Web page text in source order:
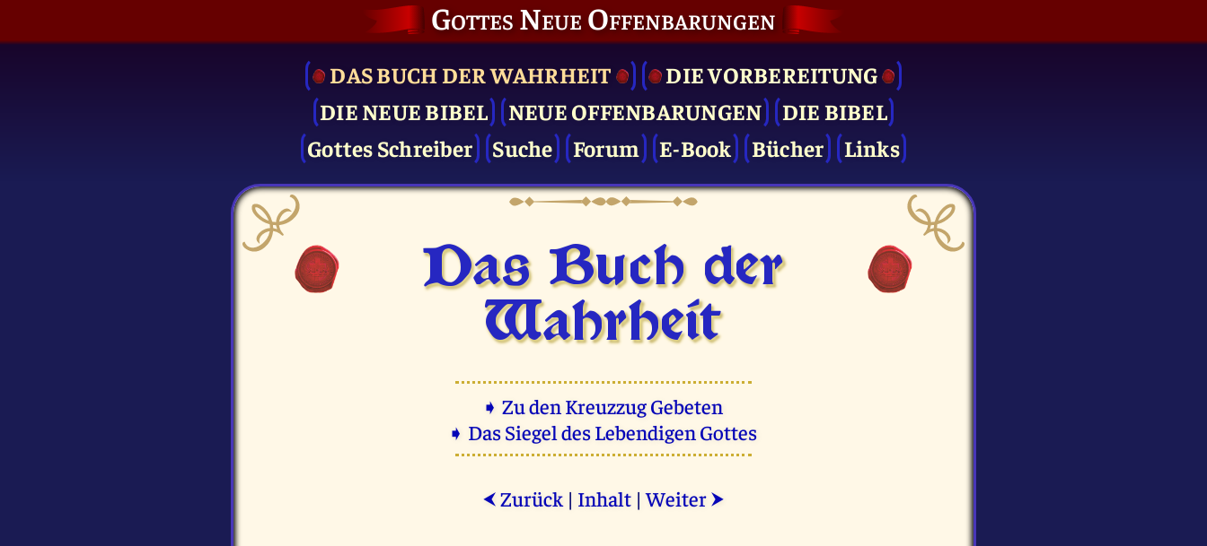
Gottes Neue Offenbarungen
DAS BUCH DER WAHRHEIT
DIE VOR­BEREITUNG
DIE NEUE BIBEL
NEUE OFFENBARUNGEN
DIE BIBEL
Gottes Schreiber
Suche Forum E-Book Bücher Links
Das Buch der
Wahrheit
➧ Zu den Kreuzzug Gebeten
➧ Das Siegel des Lebendigen Gottes
⮜ Zurück | Inhalt |Weiter ⮞